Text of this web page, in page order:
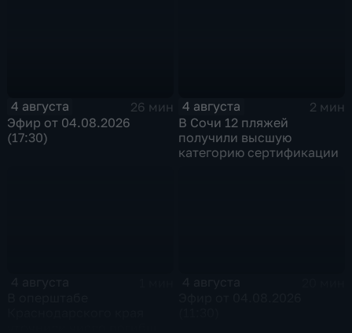
4 августа
26 мин
Эфир от 04.08.2026
(17:30)
4 августа
2 мин
В Сочи 12 пляжей
получили высшую
категорию сертификации